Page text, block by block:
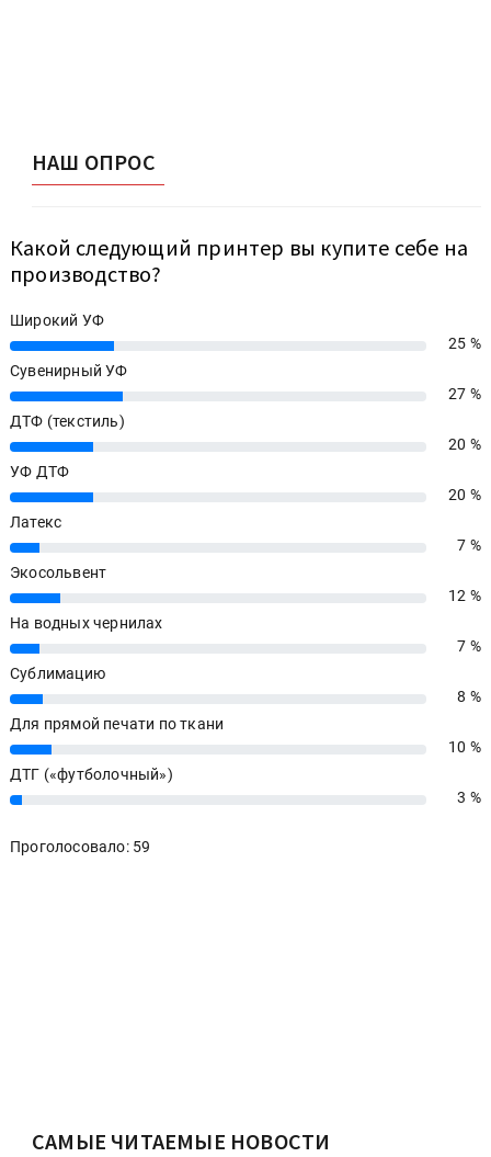
НАШ ОПРОС
Какой следующий принтер вы купите себе на
производство?
Широкий УФ
25%
25 %
Сувенирный УФ
27%
27 %
ДТФ (текстиль)
20%
20 %
УФ ДТФ
20%
20 %
Латекс
7%
7 %
Экосольвент
12%
12 %
На водных чернилах
7%
7 %
Сублимацию
8%
8 %
Для прямой печати по ткани
10%
10 %
ДТГ («футболочный»)
3% 3 %
Проголосовало: 59
САМЫЕ ЧИТАЕМЫЕ НОВОСТИ